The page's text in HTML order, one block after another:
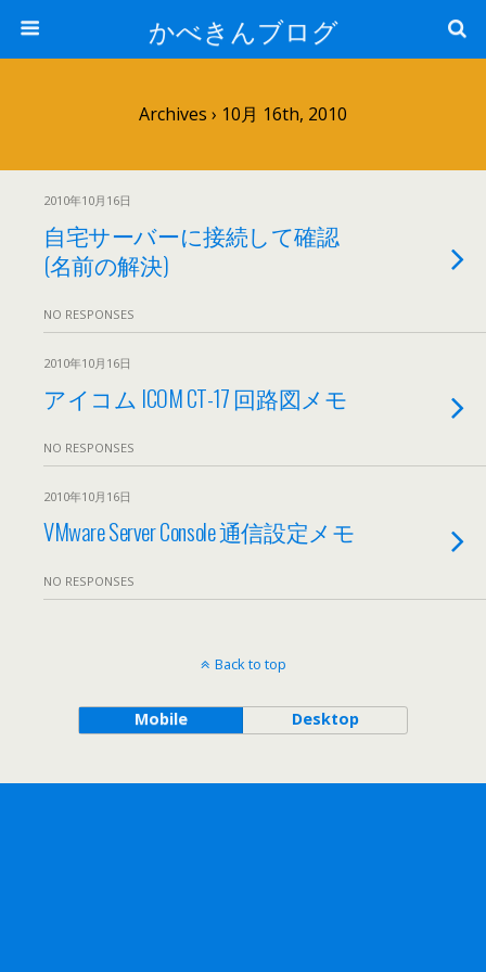
かべきんブログ
Archives › 10月 16th, 2010
2010年10月16日
自宅サーバーに接続して確認
(名前の解決)
NO RESPONSES
2010年10月16日
アイコム ICOM CT-17 回路図メモ
NO RESPONSES
2010年10月16日
VMware Server Console 通信設定メモ
NO RESPONSES
Back to top
Mobile Desktop